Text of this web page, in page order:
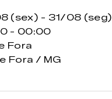
(sex) - 31/08 (seg)
- 00:00
Fora
Fora / MG